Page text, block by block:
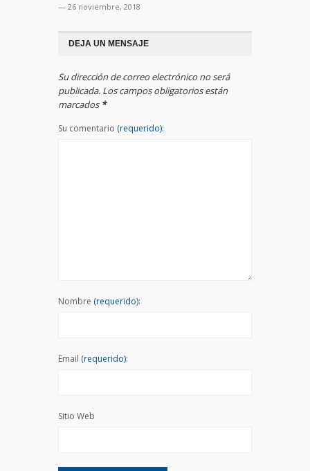
— 26 noviembre, 2018
DEJA UN MENSAJE
Su dirección de correo electrónico no será
publicada. Los campos obligatorios están
marcados *
Su comentario (requerido):
Nombre (requerido):
Email (requerido):
Sitio Web